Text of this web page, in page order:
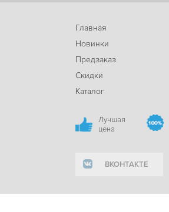
Главная
Новинки
Предзаказ
Скидки
Каталог
Лучшая
цена
ВКОНТАКТЕ